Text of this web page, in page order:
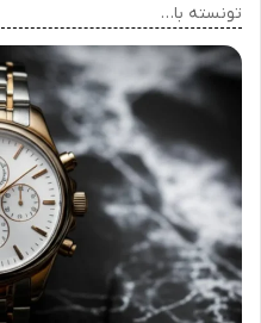
تونسته با…